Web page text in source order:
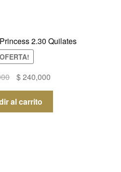
2.30 Quilates
El
precio
original
era:
$240,000El
precio
es:
al carrito